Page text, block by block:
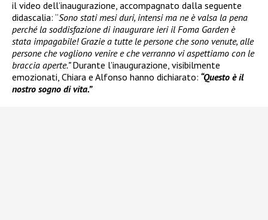
il video dell’inaugurazione, accompagnato dalla seguente
didascalia: “Sono stati mesi duri, intensi ma ne è valsa la pena
perché la soddisfazione di inaugurare ieri il Foma Garden è
stata impagabile! Grazie a tutte le persone che sono venute, alle
persone che vogliono venire e che verranno vi aspettiamo con le
braccia aperte.”Durante l’inaugurazione, visibilmente
emozionati, Chiara e Alfonso hanno dichiarato: “Questo è il
nostro sogno di vita.”